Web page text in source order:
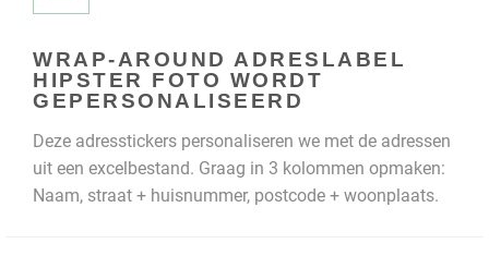
WRAP-AROUND ADRESLABEL
HIPSTER FOTO WORDT
GEPERSONALISEERD
Deze adresstickers personaliseren we met de adressen
uit een excelbestand. Graag in 3 kolommen opmaken:
Naam, straat + huisnummer, postcode + woonplaats.